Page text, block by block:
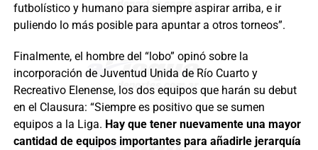
futbolístico y humano para siempre aspirar arriba, e ir
puliendo lo más posible para apuntar a otros torneos”.
Finalmente, el hombre del “lobo” opinó sobre la
incorporación de Juventud Unida de Río Cuarto y
Recreativo Elenense, los dos equipos que harán su debut
en el Clausura: “Siempre es positivo que se sumen
equipos a la Liga. Hay que tener nuevamente una mayor
cantidad de equipos importantes para añadirle jerarquía